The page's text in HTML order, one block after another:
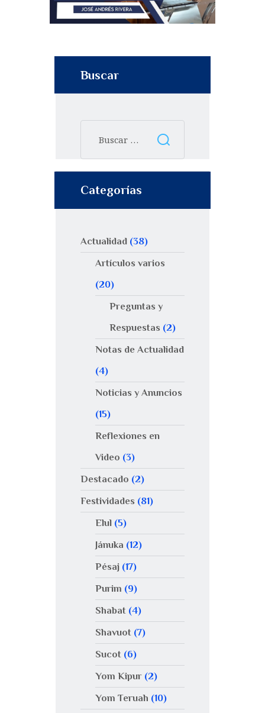
Buscar
Categorías
Actualidad (38)
Artículos varios
(20)
Preguntas y
Respuestas (2)
Notas de Actualidad
(4)
Noticias y Anuncios
(15)
Reflexiones en
Video (3)
Destacado (2)
Festividades (81)
Elul(5)
Jánuka (12)
Pésaj(17)
Purim (9)
Shabat(4)
Shavuot(7)
Sucot(6)
Yom Kipur(2)
Yom Teruah (10)